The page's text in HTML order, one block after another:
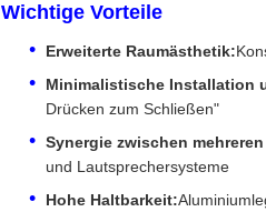
Wichtige Vorteile
Erweiterte Raumästhetik:
Minimalistische Installation
Drücken zum Schließen"
Synergie zwischen
und Lautsprechersysteme
Hohe Haltbarkeit: